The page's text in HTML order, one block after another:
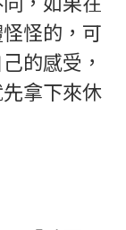
怪的，可
的感受，
拿下來休